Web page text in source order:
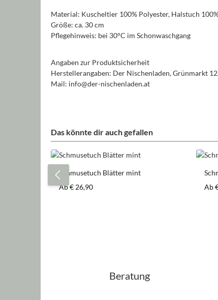
Material: Kuscheltier 100% Polyester, Halstuch
Größe: ca. 30 cm
Pflegehinweis: bei 30°C im Schonwaschgang
Angaben zur Produktsicherheit
Herstellerangaben: Der Nischenladen, Grünmarkt
Mail: info@der-nischenladen.at
Das könnte dir auch gefallen
Produktgalerie überspringen
Schmusetuch Blätter mint
Regulärer Preis:
Ab€ 26,90 Ab
Beratung